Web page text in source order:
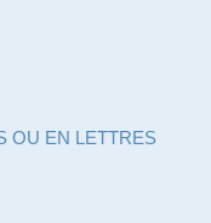
OU EN LETTRES